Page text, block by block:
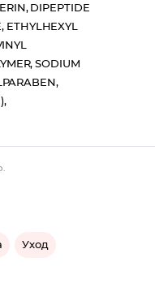
DIPEPTIDE
ETHYLHEXYL
SODIUM
Уход